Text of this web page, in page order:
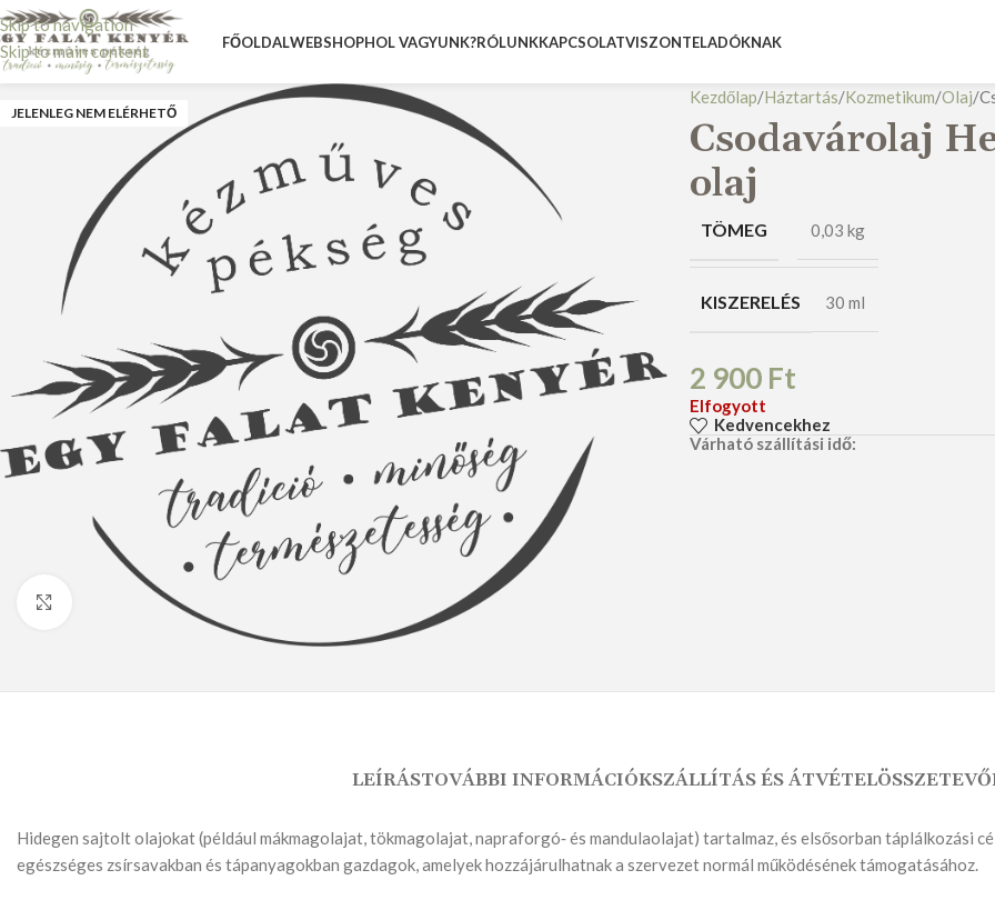
Skip to navigation
Skip to main content
FŐOLDALWEBSHOP
FAGYASZTOTT TERMÉKEK
HOL VAGYUNK?RÓLUNKKAPCSOLATVISZONTELADÓKNAK
JELENLEG NEM ELÉRHETŐ
Nagyításhoz kattints ide
Kezdőlap Háztartás Kozmetikum Olaj
Csodavárolaj
olaj
TÖMEG 0,03 kg
KISZERELÉS 30 ml
2 900 Ft
Elfogyott
Kedvencekhez
Várható szállítási idő:
LEÍRÁSTOVÁBBI INFORMÁCIÓKSZÁLLÍTÁS ÉS ÁTVÉTEL
Hidegen sajtolt olajokat (például mákmagolajat, tökmagolajat, napraforgó‑ és mandulaolajat) tartalmaz, és elsősorban táplálkozási
egészséges zsírsavakban és tápanyagokban gazdagok, amelyek hozzájárulhatnak a szervezet normál működésének támogatásához.